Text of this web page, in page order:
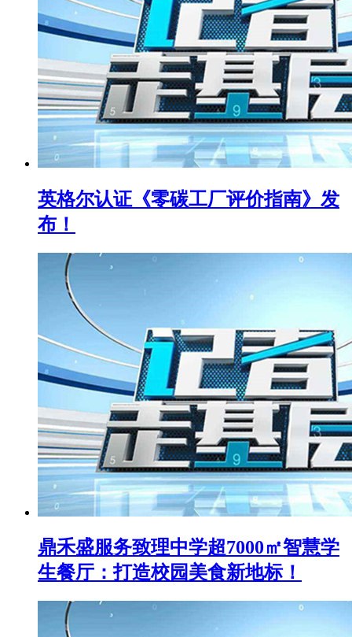
英格尔认证《零碳工厂评价指南》发
布！
鼎禾盛服务致理中学超7000㎡智慧学
生餐厅：打造校园美食新地标！